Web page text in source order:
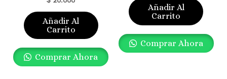
Añadir Al
Carrito
Comprar Ahora
Añadir Al
Carrito
Comprar Ahora